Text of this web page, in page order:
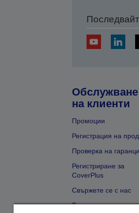
Обслужване
на клиенти
Промоции
Регистрация на
Проверка на
Регистриране за
CoverPlus
Свържете се с нас
Търсене на